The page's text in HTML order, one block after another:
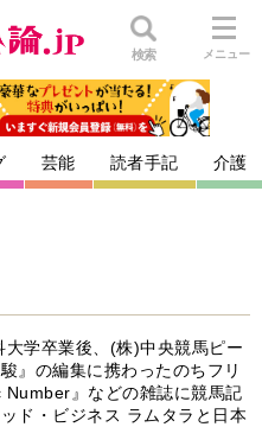
検索 メニュー
芸能 読者手記 介護
学卒業後、(株)中央競馬ピー
』の編集に携わったのちフリ
』などの雑誌に競馬記
ド・ビジネス ラムタラと日本